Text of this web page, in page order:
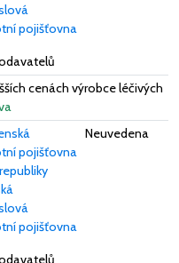
pojišťovna
cenách výrobce léčivých
pojišťovna
pojišťovna
Neuvedena